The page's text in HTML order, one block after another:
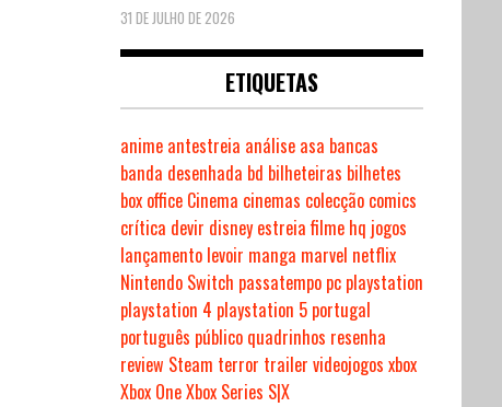
31 DE JULHO DE 2026
ETIQUETAS
anime antestreia análise asa bancas
banda desenhada bd bilheteiras bilhetes
box office Cinema cinemas colecção comics
crítica devir disney estreiafilme hq jogos
lançamento levoir manga marvel netflix
Nintendo Switch passatempo pc playstation
playstation 4 playstation 5 portugal
português público quadrinhos resenha
review Steam terror trailer videojogos xbox
Xbox OneXbox Series S|X